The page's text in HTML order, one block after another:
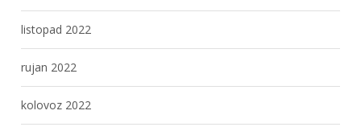
listopad 2022
rujan 2022
kolovoz 2022